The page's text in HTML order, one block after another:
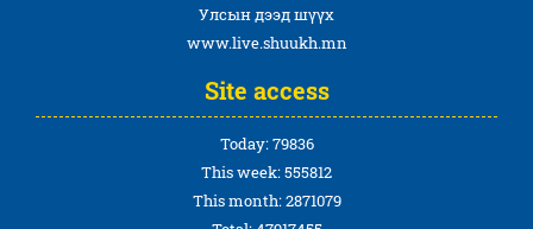
Улсын дээд шүүх
www.live.shuukh.mn
Site access
Today: 79836
This week: 555812
This month: 2871079